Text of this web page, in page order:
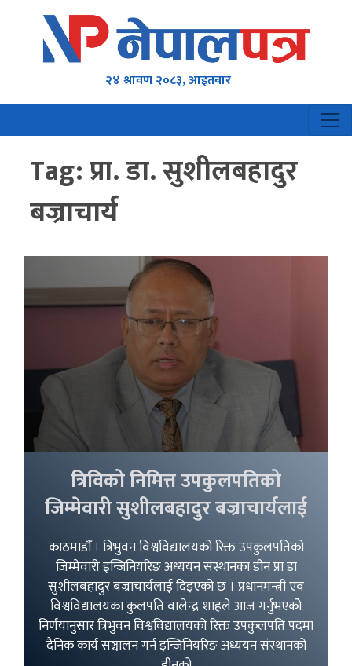
२४ श्रावण २०८३, आइतबार
Tag:प्रा. डा. सुशीलबहादुर
बज्राचार्य
त्रिविको निमित्त उपकुलपतिको
जिम्मेवारी सुशीलबहादुर बज्राचार्यलाई
काठमाडौँ । त्रिभुवन विश्वविद्यालयको रिक्त उपकुलपतिको
जिम्मेवारी इन्जिनियरिङ अध्ययन संस्थानका डीन प्रा डा
सुशीलबहादुर बज्राचार्यलाई दिइएको छ । प्रधानमन्त्री एवं
विश्वविद्यालयका कुलपति वालेन्द्र शाहले आज गर्नुभएकोे
निर्णयानुसार त्रिभुवन विश्वविद्यालयको रिक्त उपकुलपति पदमा
दैनिक कार्य सञ्चालन गर्न इन्जिनियरिङ अध्ययन संस्थानको